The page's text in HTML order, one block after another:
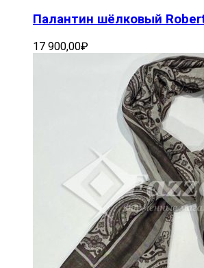
Палантин шёлковый
17 900,00₽